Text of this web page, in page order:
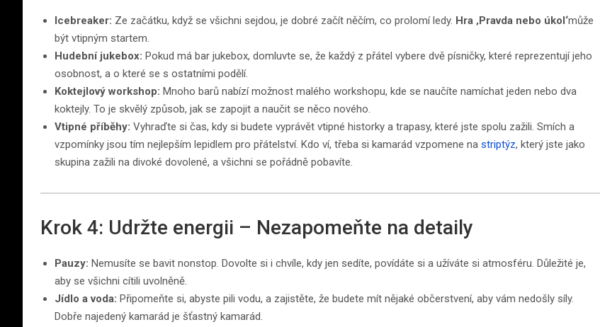
Icebreaker: Ze začátku, když se všichni sejdou, je dobré začít něčím, co prolomí ledy. Hra ‚Pravda nebo úkol‘může
být vtipným startem.
Hudební jukebox: Pokud má bar jukebox, domluvte se, že každý z přátel vybere dvě písničky, které reprezentují jeho
osobnost, a o které se s ostatními podělí.
Koktejlový workshop: Mnoho barů nabízí možnost malého workshopu, kde se naučíte namíchat jeden nebo dva
koktejly. To je skvělý způsob, jak se zapojit a naučit se něco nového.
Vtipné příběhy: Vyhraďte si čas, kdy si budete vyprávět vtipné historky a trapasy, které jste spolu zažili. Smích a
vzpomínky jsou tím nejlepším lepidlem pro přátelství. Kdo ví, třeba si kamarád vzpomene na striptýz, který jste jako
skupina zažili na divoké dovolené, a všichni se pořádně pobavíte.
Krok 4: Udržte energii – Nezapomeňte na detaily
Pauzy: Nemusíte se bavit nonstop. Dovolte si i chvíle, kdy jen sedíte, povídáte si a užíváte si atmosféru. Důležité je,
aby se všichni cítili uvolněně.
Jídlo a voda: Připomeňte si, abyste pili vodu, a zajistěte, že budete mít nějaké občerstvení, aby vám nedošly síly.
Dobře najedený kamarád je šťastný kamarád.